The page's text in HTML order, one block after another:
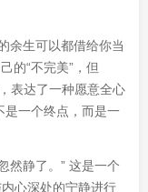
余生可以都借给你当
的“不完美”，但
表达了一种愿意全心
是一个终点，而是一
然静了。” 这是一个
心深处的宁静进行